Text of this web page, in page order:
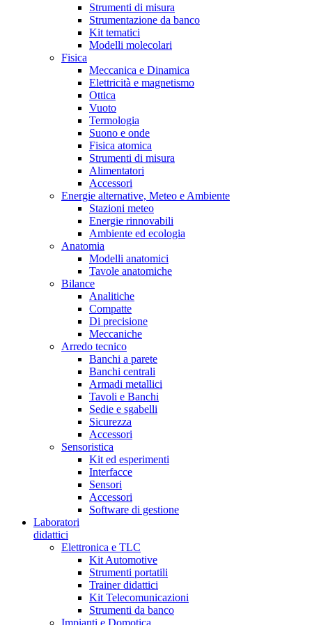
Strumenti di misura
Strumentazione da banco
Kit tematici
Modelli molecolari
Fisica
Meccanica e Dinamica
Elettricità e magnetismo
Ottica
Vuoto
Termologia
Suono e onde
Fisica atomica
Strumenti di misura
Alimentatori
Accessori
Energie alternative, Meteo e Ambiente
Stazioni meteo
Energie rinnovabili
Ambiente ed ecologia
Anatomia
Modelli anatomici
Tavole anatomiche
Bilance
Analitiche
Compatte
Di precisione
Meccaniche
Arredo tecnico
Banchi a parete
Banchi centrali
Armadi metallici
Tavoli e Banchi
Sedie e sgabelli
Sicurezza
Accessori
Sensoristica
Kit ed esperimenti
Interfacce
Sensori
Accessori
Software di gestione
Laboratori
didattici
Elettronica e TLC
Kit Automotive
Strumenti portatili
Trainer didattici
Kit Telecomunicazioni
Strumenti da banco
Impianti e Domotica